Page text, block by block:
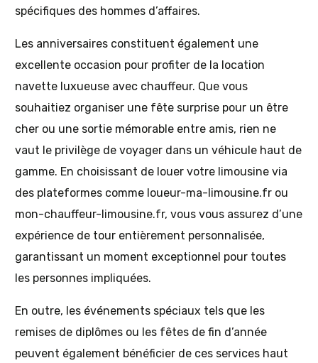
spécifiques des hommes d’affaires.
Les anniversaires constituent également une
excellente occasion pour profiter de la location
navette luxueuse avec chauffeur. Que vous
souhaitiez organiser une fête surprise pour un être
cher ou une sortie mémorable entre amis, rien ne
vaut le privilège de voyager dans un véhicule haut de
gamme. En choisissant de louer votre limousine via
des plateformes comme loueur-ma-limousine.fr ou
mon-chauffeur-limousine.fr, vous vous assurez d’une
expérience de tour entièrement personnalisée,
garantissant un moment exceptionnel pour toutes
les personnes impliquées.
En outre, les événements spéciaux tels que les
remises de diplômes ou les fêtes de fin d’année
peuvent également bénéficier de ces services haut